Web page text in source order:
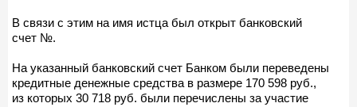
В связи с этим на имя истца был открыт банковский
счет №.
На указанный банковский счет Банком были переведены
кредитные денежные средства в размере 170 598 руб.,
из которых 30 718 руб. были перечислены за участие